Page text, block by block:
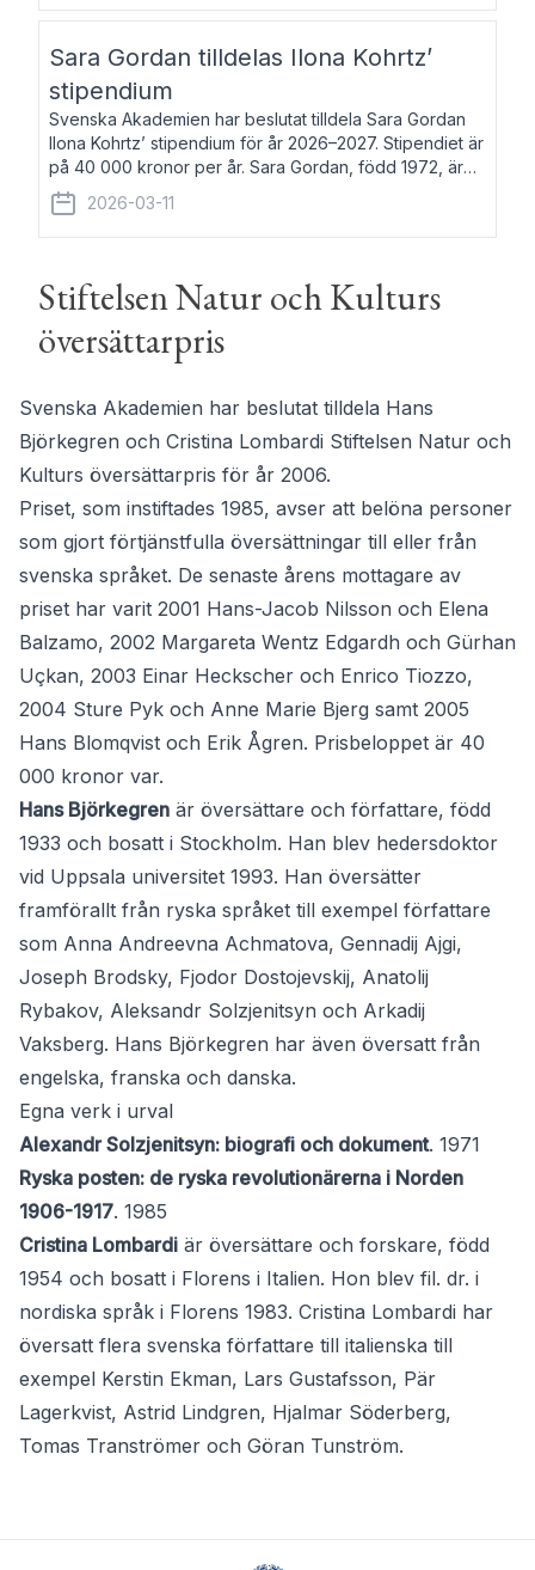
syfte att genom stipendier erbjuda stöd
Sara Gordan tilldelas Ilona Kohrtz’
stipendium
Svenska Akademien har beslutat tilldela Sara Gordan
Ilona Kohrtz’ stipendium för år 2026–2027. Stipendiet är
på 40 000 kronor per år. Sara Gordan, född 1972, är
författare och översättare. Hon debuterade 2006 med
det prosalyriska verket En
2026-03-11
Stiftelsen Natur och Kulturs
översättarpris
Svenska Akademien har beslutat tilldela Hans
Björkegren och Cristina Lombardi Stiftelsen Natur och
Kulturs översättarpris för år 2006.
Priset, som instiftades 1985, avser att belöna personer
som gjort förtjänstfulla översättningar till eller från
svenska språket. De senaste årens mottagare av
priset har varit 2001 Hans-Jacob Nilsson och Elena
Balzamo, 2002 Margareta Wentz Edgardh och Gürhan
Uçkan, 2003 Einar Heckscher och Enrico Tiozzo,
2004 Sture Pyk och Anne Marie Bjerg samt 2005
Hans Blomqvist och Erik Ågren. Prisbeloppet är 40
000 kronor var.
Hans Björkegren är översättare och författare, född
1933 och bosatt i Stockholm. Han blev hedersdoktor
vid Uppsala universitet 1993. Han översätter
framförallt från ryska språket till exempel författare
som Anna Andreevna Achmatova, Gennadij Ajgi,
Joseph Brodsky, Fjodor Dostojevskij, Anatolij
Rybakov, Aleksandr Solzjenitsyn och Arkadij
Vaksberg. Hans Björkegren har även översatt från
engelska, franska och danska.
Egna verk i urval
Alexandr Solzjenitsyn: biografi och dokument. 1971
Ryska posten: de ryska revolutionärerna i Norden
1906-1917. 1985
Cristina Lombardi är översättare och forskare, född
1954 och bosatt i Florens i Italien. Hon blev fil. dr. i
nordiska språk i Florens 1983. Cristina Lombardi har
översatt flera svenska författare till italienska till
exempel Kerstin Ekman, Lars Gustafsson, Pär
Lagerkvist, Astrid Lindgren, Hjalmar Söderberg,
Tomas Tranströmer och Göran Tunström.